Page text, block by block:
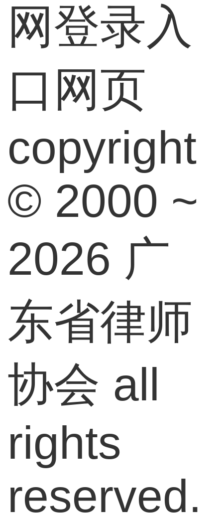
网登录入
口网页
copyright
© 2000 ~
2026 广
东省律师
协会 all
rights
reserved.